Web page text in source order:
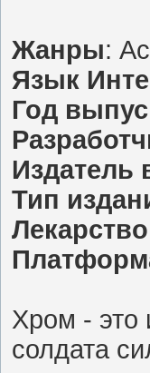
Жанры:
Язык
Год
Издатель
Тип
Хром - это
солдата